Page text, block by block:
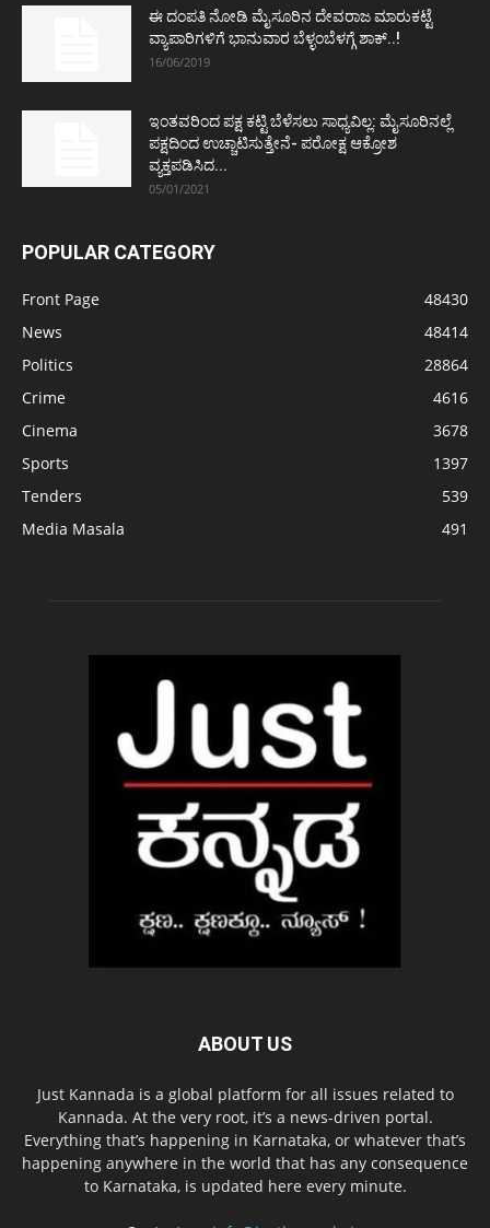
ಈ ದಂಪತಿ ನೋಡಿ ಮೈಸೂರಿನ ದೇವರಾಜ ಮಾರುಕಟ್ಟೆ
ವ್ಯಾಪಾರಿಗಳಿಗೆ ಭಾನುವಾರ ಬೆಳ್ಳಂಬೆಳಗ್ಗೆ ಶಾಕ್..!
16/06/2019
ಇಂತವರಿಂದ ಪಕ್ಷ ಕಟ್ಟಿ ಬೆಳೆಸಲು ಸಾಧ್ಯವಿಲ್ಲ: ಮೈಸೂರಿನಲ್ಲೆ
ಪಕ್ಷದಿಂದ ಉಚ್ಚಾಟಿಸುತ್ತೇನೆ- ಪರೋಕ್ಷ ಆಕ್ರೋಶ
ವ್ಯಕ್ತಪಡಿಸಿದ...
05/01/2021
POPULAR CATEGORY
Front Page
48430
News
48414
Politics
28864
Crime
4616
Cinema
3678
Sports
1397
Tenders
539
Media Masala
491
ABOUT US
Just Kannada is a global platform for all issues related to
Kannada. At the very root, it’s a news-driven portal.
Everything that’s happening in Karnataka, or whatever that’s
happening anywhere in the world that has any consequence
to Karnataka, is updated here every minute.